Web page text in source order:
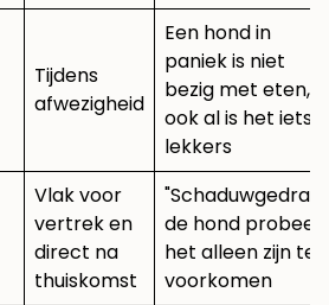
Tijdens
afwezigheid
Een hond in
paniek is niet
bezig met eten,
ook al is het iets
lekkers
Vlak voor
vertrek en
direct na
thuiskomst
de hond
het alleen zijn te
voorkomen